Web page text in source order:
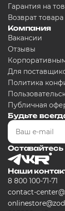
Гарантия на
Возврат товара
Компания
Вакансии
Отзывы
Для
Политика
Публичная
Будьте
Оставайтесь
Наши
8 800 100-71-71
contact-